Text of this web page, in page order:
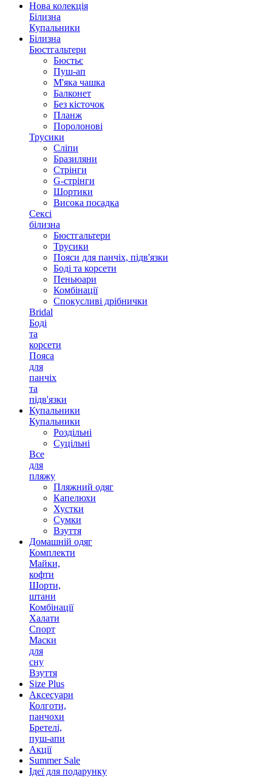
Нова колекція
Білизна
Купальники
Білизна
Бюстгальтери
Бюстьє
Пуш-ап
М'яка чашка
Балконет
Без кісточок
Планж
Поролонові
Трусики
Сліпи
Бразиляни
Стрінги
G-стрінги
Шортики
Висока посадка
Сексі
білизна
Бюстгальтери
Трусики
Пояси для панчіх, підв'язки
Боді та корсети
Пеньюари
Комбінації
Спокусливі дрібнички
Bridal
Боді
та
корсети
Пояса
для
панчіх
та
підв'язки
Купальники
Купальники
Роздільні
Суцільні
Все
для
пляжу
Пляжний одяг
Капелюхи
Хустки
Сумки
Взуття
Домашній одяг
Комплекти
Майки,
кофти
Шорти,
штани
Комбінації
Халати
Спорт
Маски
для
сну
Взуття
Size Plus
Аксесуари
Колготи,
панчохи
Бретелі,
пуш-апи
Акції
Summer Sale
Ідеї для подарунку